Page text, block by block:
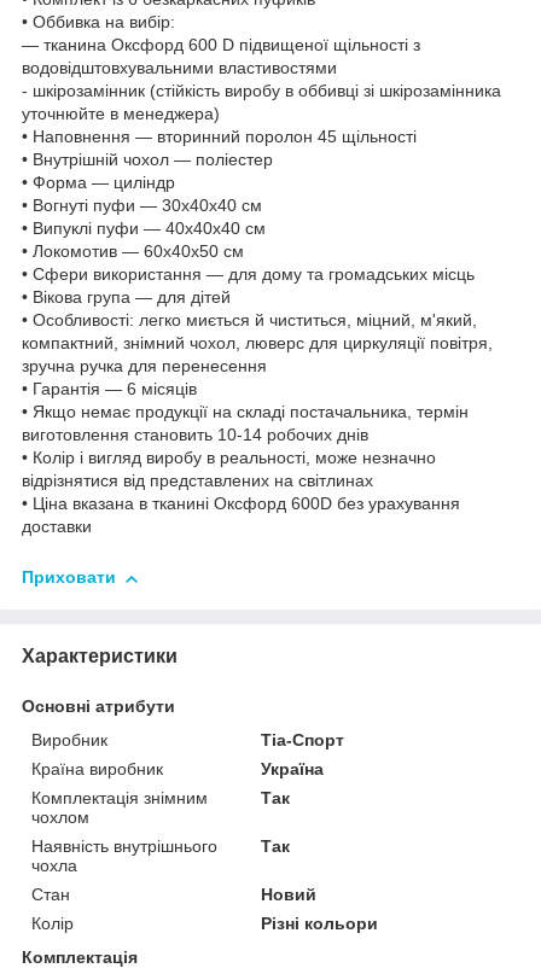
• Оббивка на вибір:
— тканина Оксфорд 600 D підвищеної щільності з
водовідштовхувальними властивостями
- шкірозамінник (стійкість виробу в оббивці зі шкірозамінника
уточнюйте в менеджера)
• Наповнення — вторинний поролон 45 щільності
• Внутрішній чохол — поліестер
• Форма — циліндр
• Вогнуті пуфи — 30x40x40 см
• Випуклі пуфи — 40x40x40 см
• Локомотив — 60x40x50 см
• Сфери використання — для дому та громадських місць
• Вікова група — для дітей
• Особливості: легко миється й чиститься, міцний, м'який,
компактний, знімний чохол, люверс для циркуляції повітря,
зручна ручка для перенесення
• Гарантія — 6 місяців
• Якщо немає продукції на складі постачальника, термін
виготовлення становить 10-14 робочих днів
• Колір і вигляд виробу в реальності, може незначно
відрізнятися від представлених на світлинах
• Ціна вказана в тканині Оксфорд 600D без урахування
доставки
Приховати
Характеристики
Основні атрибути
Виробник
Тіа-Спорт
Країна виробник
Україна
Комплектація знімним
чохлом
Так
Наявність внутрішнього
чохла
Так
Стан
Новий
Колір
Різні кольори
Комплектація